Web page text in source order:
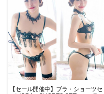
【セール開催中】ブラ・ショーツセ